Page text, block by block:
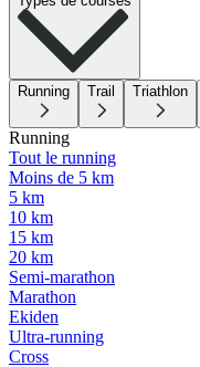
Running Trail Triathlon
Running
Tout le running
Moins de 5 km
5 km
10 km
15 km
20 km
Semi-marathon
Marathon
Ekiden
Ultra-running
Cross